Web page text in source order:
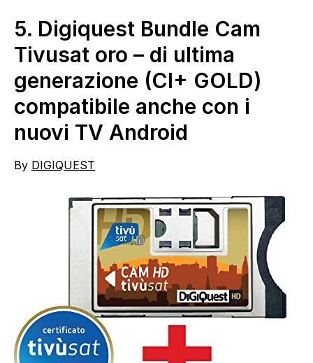
5. Digiquest Bundle Cam
Tivusat oro – di ultima
generazione (CI+ GOLD)
compatibile anche con i
nuovi TV Android
By DIGIQUEST